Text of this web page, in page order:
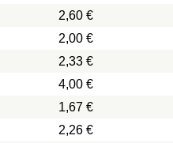
2,60 €
2,00 €
2,33 €
4,00 €
1,67 €
2,26 €